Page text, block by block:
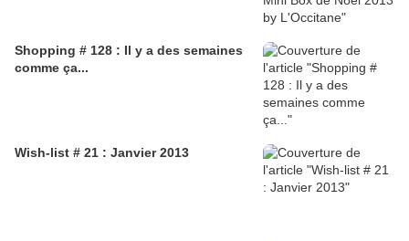
Shopping # 128 : Il y a des semaines
comme ça...
Wish-list # 21 : Janvier 2013